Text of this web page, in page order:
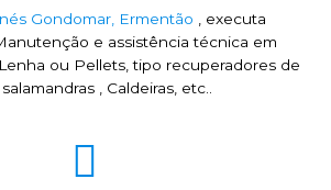
Gondomar, Ermentão , executa
e assistência técnica em
ou Pellets, tipo recuperadores de
, Caldeiras, etc..